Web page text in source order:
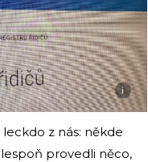
i
z nás: někde
provedli něco,